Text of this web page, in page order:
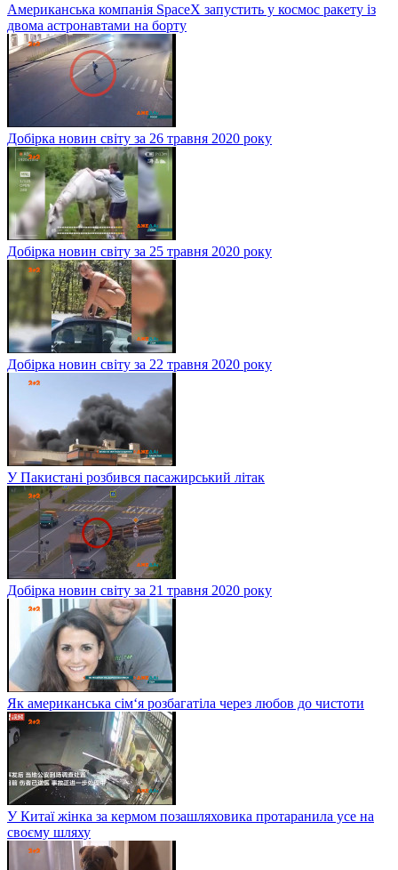
Американська компанія SpaceX запустить у космос ракету із
двома астронавтами на борту
Добірка новин світу за 26 травня 2020 року
Добірка новин світу за 25 травня 2020 року
Добірка новин світу за 22 травня 2020 року
У Пакистані розбився пасажирський літак
Добірка новин світу за 21 травня 2020 року
Як американська сім‘я розбагатіла через любов до чистоти
У Китаї жінка за кермом позашляховика протаранила усе на
своєму шляху